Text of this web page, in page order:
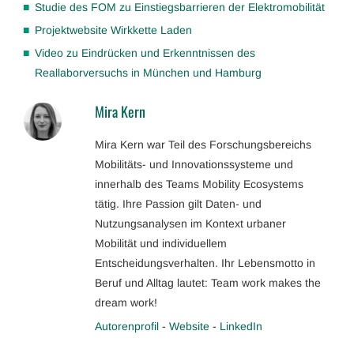
Studie des FOM zu Einstiegsbarrieren der Elektromobilität
Projektwebsite Wirkkette Laden
Video zu Eindrücken und Erkenntnissen des
Reallaborversuchs in München und Hamburg
Mira Kern
Mira Kern war Teil des Forschungsbereichs
Mobilitäts- und Innovationssysteme und
innerhalb des Teams Mobility Ecosystems
tätig. Ihre Passion gilt Daten- und
Nutzungsanalysen im Kontext urbaner
Mobilität und individuellem
Entscheidungsverhalten. Ihr Lebensmotto in
Beruf und Alltag lautet: Team work makes the
dream work!
Autorenprofil - Website - LinkedIn